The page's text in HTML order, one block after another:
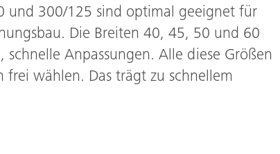
und 300/125 sind optimal geeignet für
Die Breiten 40, 45, 50 und 60
Anpassungen. Alle diese Größen
wählen. Das trägt zu schnellem